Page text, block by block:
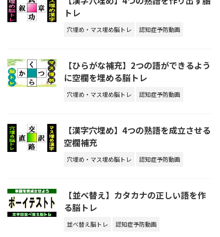
トレ
穴埋め・マス埋め脳トレ 認知症予防動画
【ひらがな補充】2つの語ができるよう
に空欄を埋める脳トレ
穴埋め・マス埋め脳トレ 認知症予防動画
【漢字穴埋め】4つの熟語を成立させる
空欄補充
穴埋め・マス埋め脳トレ 認知症予防動画
【並べ替え】カタカナの正しい語を作
る脳トレ
並べ替え脳トレ 認知症予防動画